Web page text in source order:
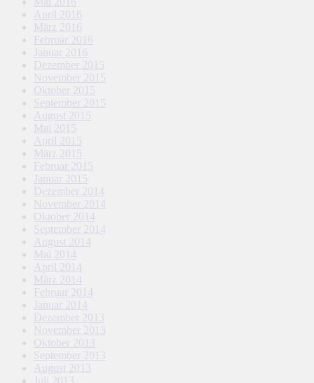
April 2016
März 2016
Februar 2016
Januar 2016
Dezember 2015
November 2015
Oktober 2015
September 2015
August 2015
Mai 2015
April 2015
März 2015
Februar 2015
Januar 2015
Dezember 2014
November 2014
Oktober 2014
September 2014
August 2014
Mai 2014
April 2014
März 2014
Februar 2014
Januar 2014
Dezember 2013
November 2013
Oktober 2013
September 2013
August 2013
Juli 2013